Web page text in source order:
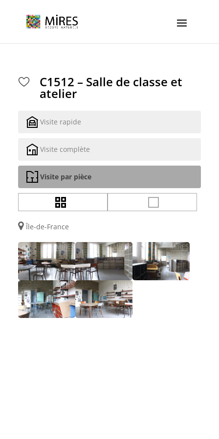
C1512 – Salle de classe et
atelier
Visite rapide
Visite complète
Visite par pièce
Île-de-France